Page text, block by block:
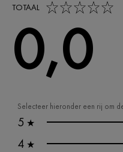
Selecteer hieronder een rij om
5 ★
4 ★
TOTAAL
0,0 out of 5 stars
0,0